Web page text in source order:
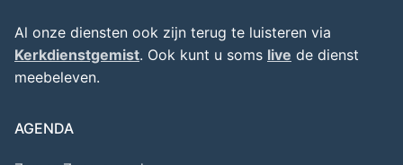
Al onze diensten ook zijn terug te luisteren via
Kerkdienstgemist. Ook kunt u soms live de dienst
meebeleven.
AGENDA